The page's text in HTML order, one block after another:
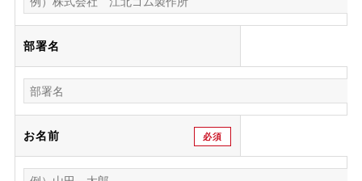
部署名
お名前 必須